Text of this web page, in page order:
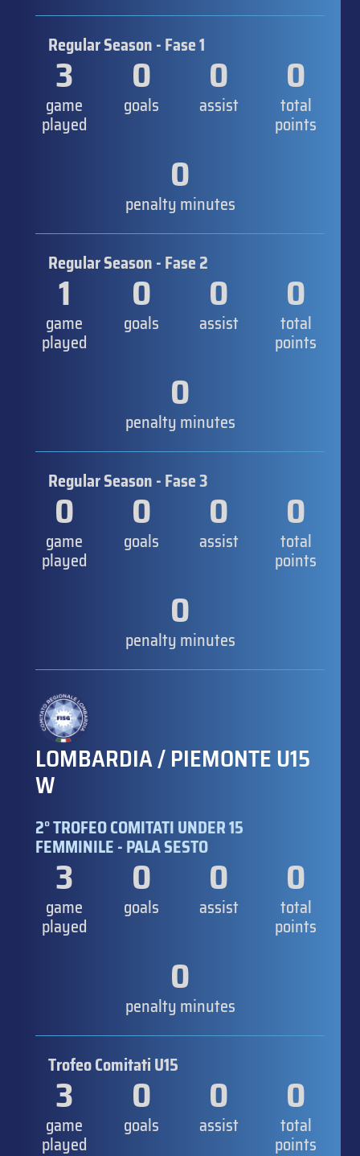
Regular Season - Fase 1
3
game
played
0
goals
0
assist
0
total
points
0
penalty minutes
Regular Season - Fase 2
1
game
played
0
goals
0
assist
0
total
points
0
penalty minutes
Regular Season - Fase 3
0
game
played
0
goals
0
assist
0
total
points
0
penalty minutes
LOMBARDIA / PIEMONTE U15
W
2° TROFEO COMITATI UNDER 15
FEMMINILE - PALA SESTO
3
game
played
0
goals
0
assist
0
total
points
0
penalty minutes
Trofeo Comitati U15
3
game
played
0
goals
0
assist
0
total
points